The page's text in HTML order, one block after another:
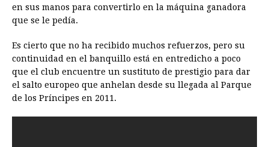
en sus manos para convertirlo en la máquina ganadora
que se le pedía.
Es cierto que no ha recibido muchos refuerzos, pero su
continuidad en el banquillo está en entredicho a poco
que el club encuentre un sustituto de prestigio para dar
el salto europeo que anhelan desde su llegada al Parque
de los Príncipes en 2011.